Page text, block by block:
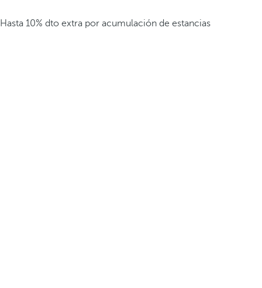
Hasta 10% dto extra por acumulación de estancias